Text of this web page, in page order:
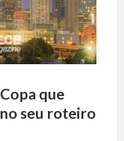
que
seu roteiro